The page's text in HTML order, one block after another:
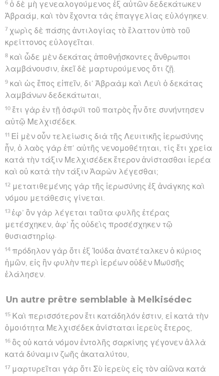
6 ὁ δὲ μὴ γενεαλογούμενος ἐξ αὐτῶν δεδεκάτωκεν
Ἀβραάμ, καὶ τὸν ἔχοντα τὰς ἐπαγγελίας εὐλόγηκεν.
7 χωρὶς δὲ πάσης ἀντιλογίας τὸ ἔλαττον ὑπὸ τοῦ
κρείττονος εὐλογεῖται.
8 καὶ ὧδε μὲν δεκάτας ἀποθνῄσκοντες ἄνθρωποι
λαμβάνουσιν, ἐκεῖ δὲ μαρτυρούμενος ὅτι ζῇ.
9 καὶ ὡς ἔπος εἰπεῖν, δι’ Ἀβραὰμ καὶ Λευὶ ὁ δεκάτας
λαμβάνων δεδεκάτωται,
10 ἔτι γὰρ ἐν τῇ ὀσφύϊ τοῦ πατρὸς ἦν ὅτε συνήντησεν
αὐτῷ Μελχισέδεκ.
11 Εἰ μὲν οὖν τελείωσις διὰ τῆς Λευιτικῆς ἱερωσύνης
ἦν, ὁ λαὸς γὰρ ἐπ’ αὐτῆς νενομοθέτηται, τίς ἔτι χρεία
κατὰ τὴν τάξιν Μελχισέδεκ ἕτερον ἀνίστασθαι ἱερέα
καὶ οὐ κατὰ τὴν τάξιν Ἀαρὼν λέγεσθαι;
12 μετατιθεμένης γὰρ τῆς ἱερωσύνης ἐξ ἀνάγκης καὶ
νόμου μετάθεσις γίνεται.
13 ἐφ’ ὃν γὰρ λέγεται ταῦτα φυλῆς ἑτέρας
μετέσχηκεν, ἀφ’ ἧς οὐδεὶς προσέσχηκεν τῷ
θυσιαστηρίῳ·
14 πρόδηλον γὰρ ὅτι ἐξ Ἰούδα ἀνατέταλκεν ὁ κύριος
ἡμῶν, εἰς ἣν φυλὴν περὶ ἱερέων οὐδὲν Μωϋσῆς
ἐλάλησεν.
Un autre prêtre semblable à Melkisédec
15 Καὶ περισσότερον ἔτι κατάδηλόν ἐστιν, εἰ κατὰ τὴν
ὁμοιότητα Μελχισέδεκ ἀνίσταται ἱερεὺς ἕτερος,
16 ὃς οὐ κατὰ νόμον ἐντολῆς σαρκίνης γέγονεν ἀλλὰ
κατὰ δύναμιν ζωῆς ἀκαταλύτου,
17 μαρτυρεῖται γὰρ ὅτι Σὺ ἱερεὺς εἰς τὸν αἰῶνα κατὰ